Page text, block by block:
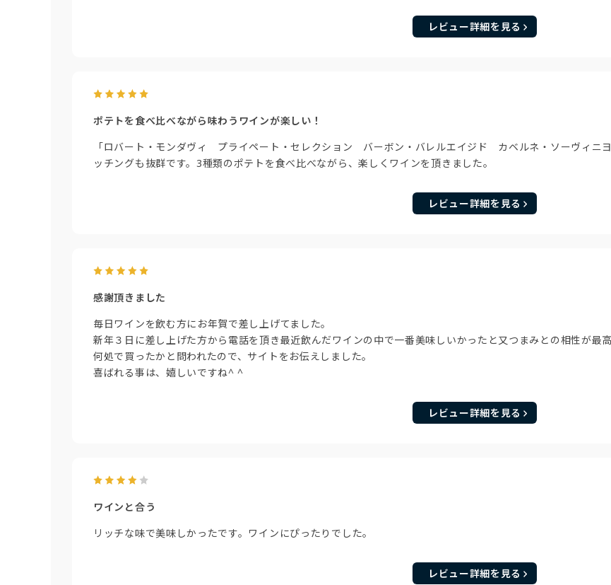
レビュー詳細を見る
ポテトを食べ比べながら味わうワインが楽しい！
「ロバート・モンダヴィ プライペート・セレクション バーボン・バレルエイジド カベルネ・ソーヴィニ
ッチングも抜群です。3種類のポテトを食べ比べながら、楽しくワインを頂きました。
レビュー詳細を見る
感謝頂きました
毎日ワインを飲む方にお年賀で差し上げてました。
新年３日に差し上げた方から電話を頂き最近飲んだワインの中で一番美味しいかったと又つまみとの相性が最
何処で買ったかと問われたので、サイトをお伝えしました。
喜ばれる事は、嬉しいですね^ ^
レビュー詳細を見る
ワインと合う
リッチな味で美味しかったです。ワインにぴったりでした。
レビュー詳細を見る